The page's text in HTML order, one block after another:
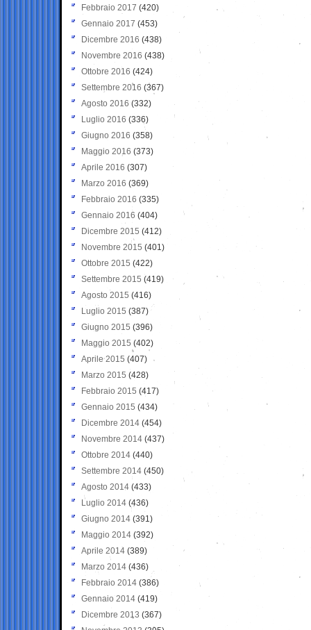
Febbraio 2017 (420)
Gennaio 2017 (453)
Dicembre 2016 (438)
Novembre 2016 (438)
Ottobre 2016 (424)
Settembre 2016 (367)
Agosto 2016 (332)
Luglio 2016 (336)
Giugno 2016 (358)
Maggio 2016 (373)
Aprile 2016 (307)
Marzo 2016 (369)
Febbraio 2016 (335)
Gennaio 2016 (404)
Dicembre 2015 (412)
Novembre 2015 (401)
Ottobre 2015 (422)
Settembre 2015 (419)
Agosto 2015 (416)
Luglio 2015 (387)
Giugno 2015 (396)
Maggio 2015 (402)
Aprile 2015 (407)
Marzo 2015 (428)
Febbraio 2015 (417)
Gennaio 2015 (434)
Dicembre 2014 (454)
Novembre 2014 (437)
Ottobre 2014 (440)
Settembre 2014 (450)
Agosto 2014 (433)
Luglio 2014 (436)
Giugno 2014 (391)
Maggio 2014 (392)
Aprile 2014 (389)
Marzo 2014 (436)
Febbraio 2014 (386)
Gennaio 2014 (419)
Dicembre 2013 (367)